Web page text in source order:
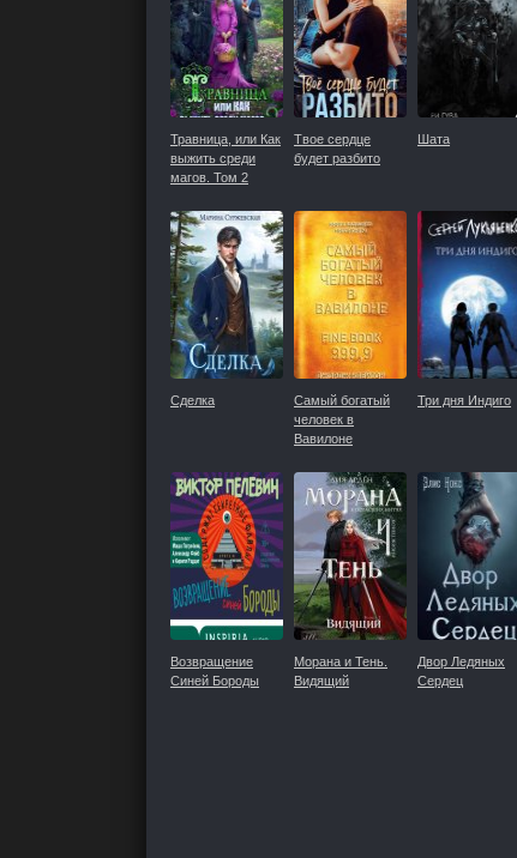
Травница, или Как
выжить среди
магов. Том 2
Твое сердце
будет разбито
Шата
Сделка
Самый богатый
человек в
Вавилоне
Три дня Индиго
Возвращение
Синей Бороды
Морана и Тень.
Видящий
Двор Ледяных
Сердец